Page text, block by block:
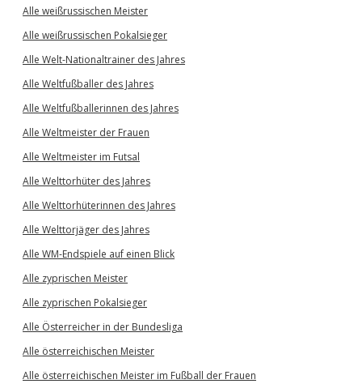
Alle weißrussischen Meister
Alle weißrussischen Pokalsieger
Alle Welt-Nationaltrainer des Jahres
Alle Weltfußballer des Jahres
Alle Weltfußballerinnen des Jahres
Alle Weltmeister der Frauen
Alle Weltmeister im Futsal
Alle Welttorhüter des Jahres
Alle Welttorhüterinnen des Jahres
Alle Welttorjäger des Jahres
Alle WM-Endspiele auf einen Blick
Alle zyprischen Meister
Alle zyprischen Pokalsieger
Alle Österreicher in der Bundesliga
Alle österreichischen Meister
Alle österreichischen Meister im Fußball der Frauen